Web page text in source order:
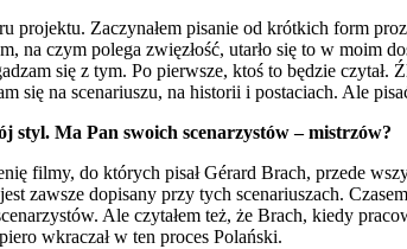
projektu. Zaczynałem pisanie od krótkich form
na czym polega zwięzłość, utarło się to w moim
się z tym. Po pierwsze, ktoś to będzie
się na scenariuszu, na historii i postaciach. Ale
styl. Ma Pan swoich scenarzystów – mistrzów?
filmy, do których pisał Gérard Brach, przede
zawsze dopisany przy tych scenariuszach.
Ale czytałem też, że Brach, kiedy
wkraczał w ten proces Polański.